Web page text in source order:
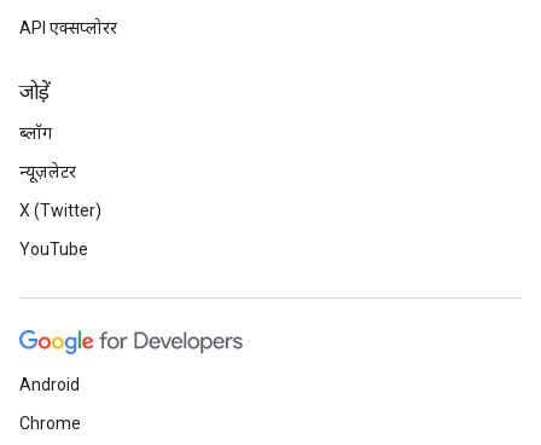
API एक्सप्लोरर
जोड़ें
ब्लॉग
न्यूज़लेटर
X (Twitter)
YouTube
Android
Chrome